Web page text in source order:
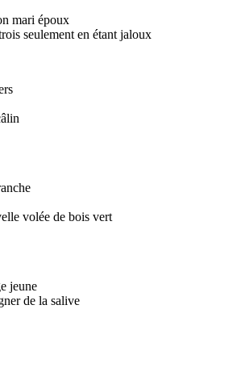
mari époux
seulement en étant jaloux
volée de bois vert
jeune
de la salive